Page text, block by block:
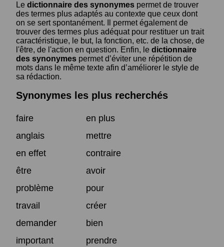
Le dictionnaire des synonymes permet de trouver
des termes plus adaptés au contexte que ceux dont
on se sert spontanément. Il permet également de
trouver des termes plus adéquat pour restituer un trait
caractéristique, le but, la fonction, etc. de la chose, de
l'être, de l'action en question. Enfin, le dictionnaire
des synonymes permet d’éviter une répétition de
mots dans le même texte afin d’améliorer le style de
sa rédaction.
Synonymes les plus recherchés
faire
en plus
anglais
mettre
en effet
contraire
être
avoir
problème
pour
travail
créer
demander
bien
important
prendre